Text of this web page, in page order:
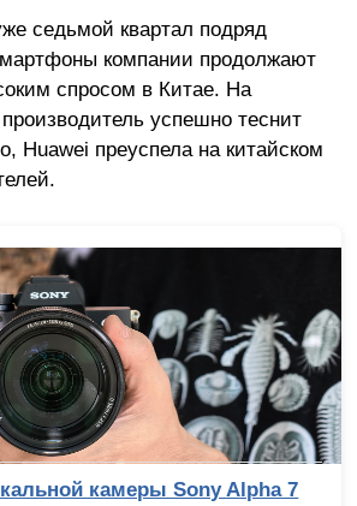
седьмой квартал подряд
компании продолжают
спросом в Китае. На
успешно теснит
Huawei преуспела на китайском
камеры Sony Alpha 7